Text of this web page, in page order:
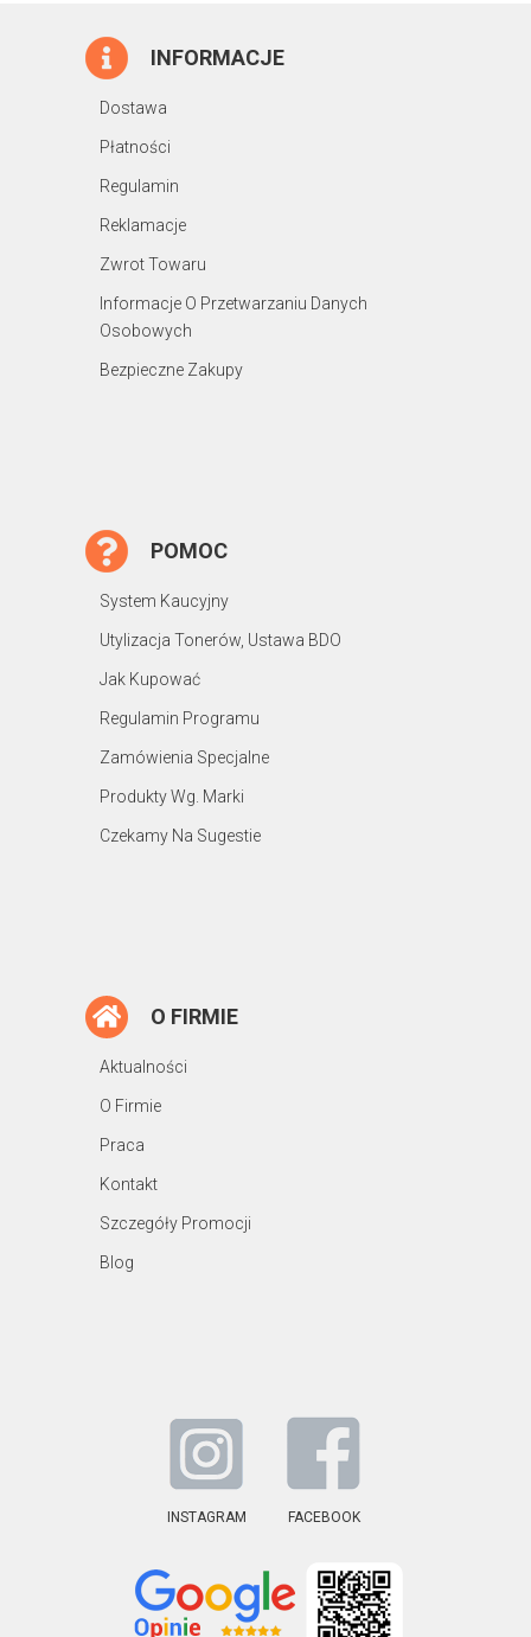
INFORMACJE
Dostawa
Płatności
Regulamin
Reklamacje
Zwrot Towaru
Informacje O Przetwarzaniu Danych
Osobowych
Bezpieczne Zakupy
POMOC
System Kaucyjny
Utylizacja Tonerów, Ustawa BDO
Jak Kupować
Regulamin Programu
Zamówienia Specjalne
Produkty Wg. Marki
Czekamy Na Sugestie
O FIRMIE
Aktualności
O Firmie
Praca
Kontakt
Szczegóły Promocji
Blog
INSTAGRAM FACEBOOK